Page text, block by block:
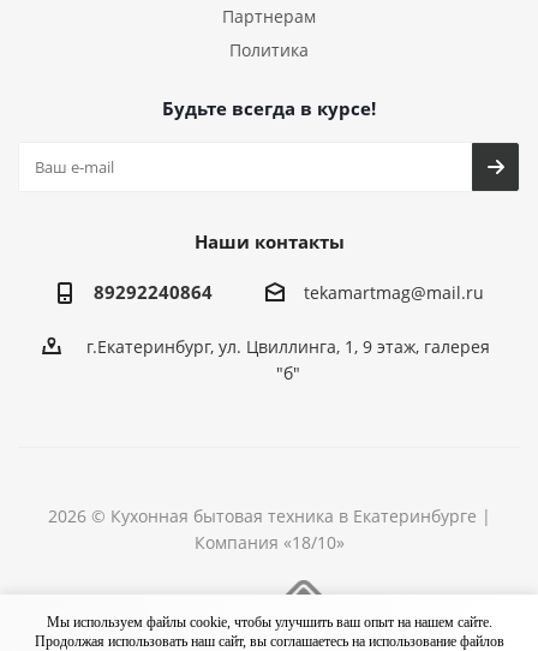
Партнерам
Политика
Будьте всегда в курсе!
Наши контакты
89292240864 tekamartmag@mail.ru
г.Екатеринбург, ул. Цвиллинга, 1, 9 этаж, галерея
"б"
2026 © Кухонная бытовая техника в Екатеринбурге |
Компания «18/10»
Мы используем файлы cookie, чтобы улучшить ваш опыт на нашем сайте.
Продолжая использовать наш сайт, вы соглашаетесь на использование файлов